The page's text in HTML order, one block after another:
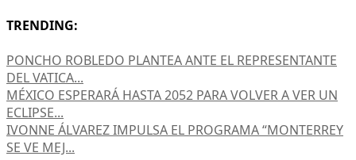
TRENDING:
PONCHO ROBLEDO PLANTEA ANTE EL REPRESENTANTE
DEL VATICA...
MÉXICO ESPERARÁ HASTA 2052 PARA VOLVER A VER UN
ECLIPSE...
IVONNE ÁLVAREZ IMPULSA EL PROGRAMA “MONTERREY
SE VE MEJ...